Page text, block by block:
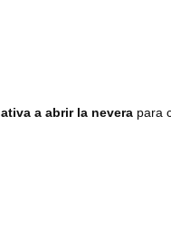
a abrir la nevera para